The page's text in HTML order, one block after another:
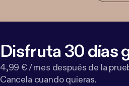
Disfruta 30 días
4,99 € / mes después de la
Cancela cuando quieras.